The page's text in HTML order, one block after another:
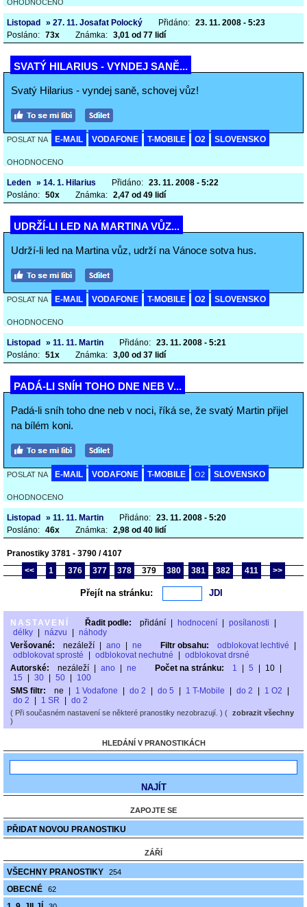
OHODNOCENO
Listopad » 27. 11. Josafat Polocký Přidáno: 23. 11. 2008 - 5:23
Posláno: 73x Známka: 3,01 od 77 lidí
SVATÝ HILARIUS - VYNDEJ SANĚ...
Svatý Hilarius - vyndej saně, schovej vůz!
POSLAT NA E-MAIL VODAFONE T-MOBILE O2 SLOVENSKO
OHODNOCENO
Leden » 14. 1. Hilarius Přidáno: 23. 11. 2008 - 5:22
Posláno: 50x Známka: 2,47 od 49 lidí
UDRŽÍ-LI LED NA MARTINA VŮZ...
Udrží-li led na Martina vůz, udrží na Vánoce sotva hus.
POSLAT NA E-MAIL VODAFONE T-MOBILE O2 SLOVENSKO
OHODNOCENO
Listopad » 11. 11. Martin Přidáno: 23. 11. 2008 - 5:21
Posláno: 51x Známka: 3,00 od 37 lidí
PADÁ-LI SNÍH TOHO DNE NEB V...
Padá-li sníh toho dne neb v noci, říká se, že svatý Martin přijel
na bílém koni.
POSLAT NA E-MAIL VODAFONE T-MOBILE O2 SLOVENSKO
OHODNOCENO
Listopad » 11. 11. Martin Přidáno: 23. 11. 2008 - 5:20
Posláno: 46x Známka: 2,98 od 40 lidí
Pranostiky 3781 - 3790 / 4107
<<
1 376 377 378 379 380 381 382 411 >>
Přejít na stránku:
NASTAVENÍ Řadit podle: přidání hodnocení posílanosti
délky
názvu
náhody
Veršované:
nezáleží ano ne Filtr obsahu: odblokovat lechtivé
odblokovat sprosté
odblokovat nechutné
odblokovat drsné
Autorské:
nezáleží ano ne Počet na stránku: 1 5 10
15
30 50
100
SMS filtr:
ne 1 Vodafone do 2 do 5 1 T-Mobile do 2 1 O2
do 2
1 SR do 2
( Při současném nastavení se některé pranostiky nezobrazují. ) ( zobrazit všechny
)
HLEDÁNÍ V PRANOSTIKÁCH
ZAPOJTE SE
PŘIDAT NOVOU PRANOSTIKU
ZÁŘÍ
VŠECHNY PRANOSTIKY 254
OBECNÉ 62